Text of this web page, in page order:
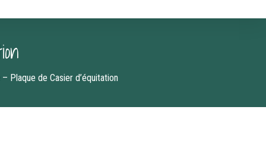
– Plaque de Casier d’équitation